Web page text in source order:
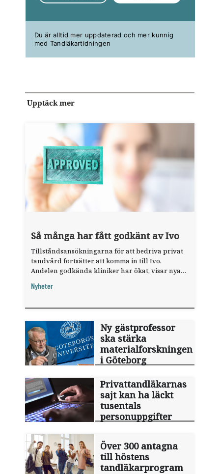
Du är alltid mer uppdaterad och mer kunnig
med Tandläkartidningen
Upptäck mer
Så många har fått godkänt av Ivo
Tillståndsansökningarna för att bedriva privat
tandvård fortsätter att komma in till Ivo.
Andelen godkända kliniker har ökat, visar nya
Nyheter
Ny gästprofessor
ska stärka
materialforskningen
i Göteborg
Privattandläkarnas
sajt kan ha läckt
tusentals
personuppgifter
Över 300 antagna
till höstens
tandläkarprogram